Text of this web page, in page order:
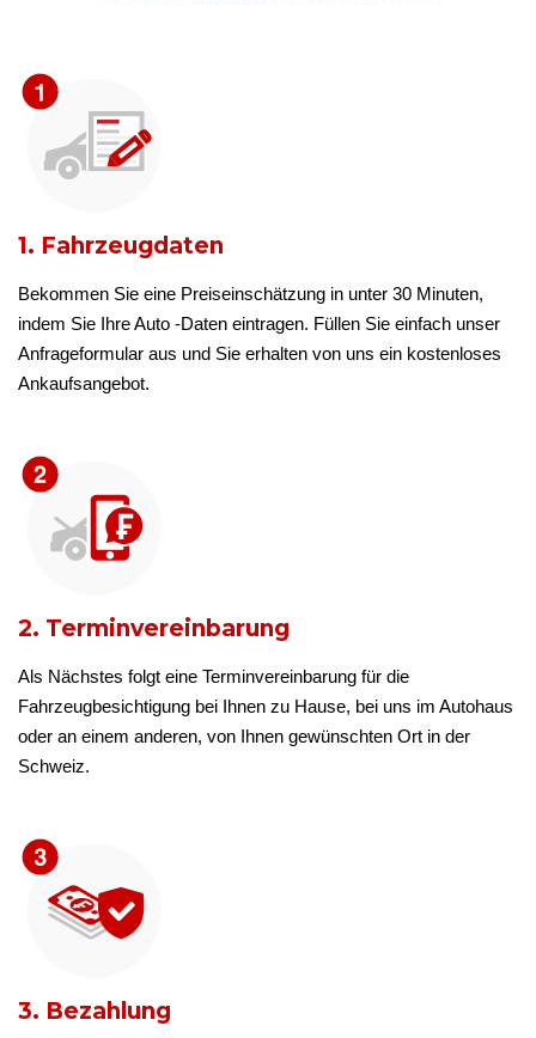
1. Fahrzeugdaten
Bekommen Sie eine Preiseinschätzung in unter 30 Minuten,
indem Sie Ihre Auto -Daten eintragen. Füllen Sie einfach unser
Anfrageformular aus und Sie erhalten von uns ein kostenloses
Ankaufsangebot.
2. Terminvereinbarung
Als Nächstes folgt eine Terminvereinbarung für die
Fahrzeugbesichtigung bei Ihnen zu Hause, bei uns im Autohaus
oder an einem anderen, von Ihnen gewünschten Ort in der
Schweiz.
3. Bezahlung